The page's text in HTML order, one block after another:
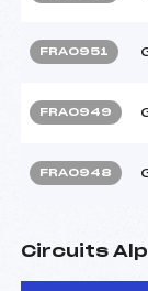
FRA0951
FRA0949
FRA0948
Circuits